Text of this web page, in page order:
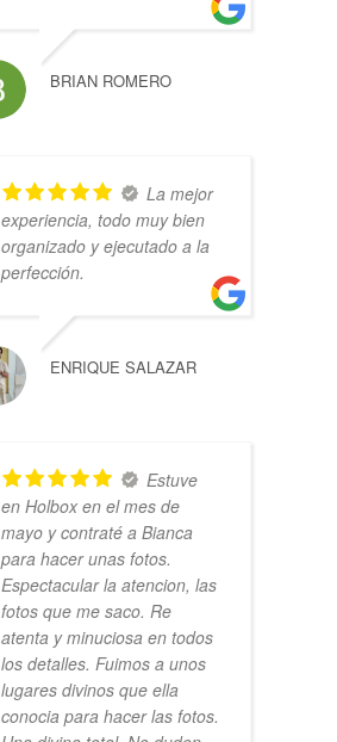
BRIAN ROMERO
La mejor
experiencia, todo muy bien
organizado y ejecutado a la
perfección.
ENRIQUE SALAZAR
Estuve
en Holbox en el mes de
mayo y contraté a Bianca
para hacer unas fotos.
Espectacular la atencion, las
fotos que me saco. Re
atenta y minuciosa en todos
los detalles. Fuimos a unos
lugares divinos que ella
conocia para hacer las fotos.